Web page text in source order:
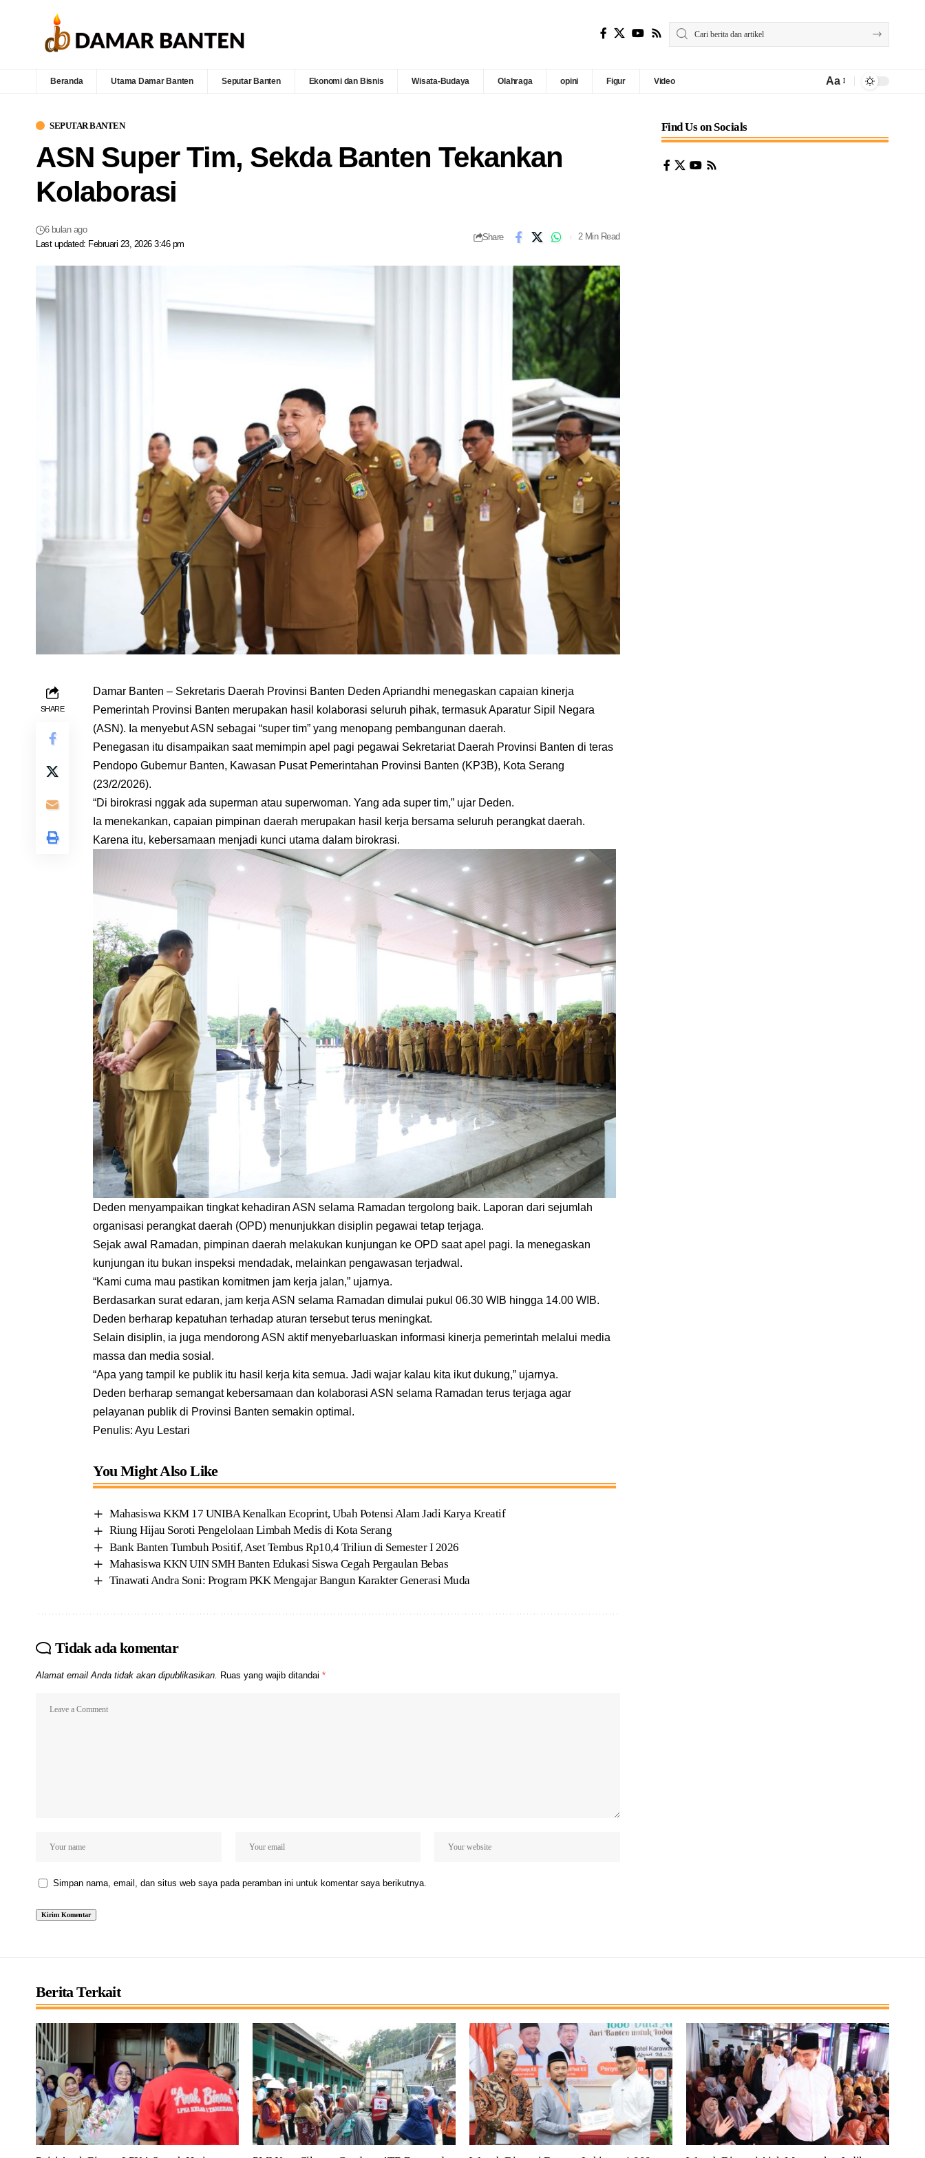
Beranda Utama Damar Banten Seputar Banten Ekonomi dan Bisnis Wisata-Budaya Olahraga opini Figur Video Aa
SEPUTAR BANTEN
ASN Super Tim, Sekda Banten Tekankan
Kolaborasi
Last updated: Februari 23, 2026 3:46 pm
6 bulan ago
Share 2 Min Read
SHARE
Damar Banten – Sekretaris Daerah Provinsi Banten Deden Apriandhi menegaskan capaian kinerja
Pemerintah Provinsi Banten merupakan hasil kolaborasi seluruh pihak, termasuk Aparatur Sipil Negara
(ASN). Ia menyebut ASN sebagai “super tim” yang menopang pembangunan daerah.
Penegasan itu disampaikan saat memimpin apel pagi pegawai Sekretariat Daerah Provinsi Banten di teras
Pendopo Gubernur Banten, Kawasan Pusat Pemerintahan Provinsi Banten (KP3B), Kota Serang
(23/2/2026).
“Di birokrasi nggak ada superman atau superwoman. Yang ada super tim,” ujar Deden.
Ia menekankan, capaian pimpinan daerah merupakan hasil kerja bersama seluruh perangkat daerah.
Karena itu, kebersamaan menjadi kunci utama dalam birokrasi.
Deden menyampaikan tingkat kehadiran ASN selama Ramadan tergolong baik. Laporan dari sejumlah
organisasi perangkat daerah (OPD) menunjukkan disiplin pegawai tetap terjaga.
Sejak awal Ramadan, pimpinan daerah melakukan kunjungan ke OPD saat apel pagi. Ia menegaskan
kunjungan itu bukan inspeksi mendadak, melainkan pengawasan terjadwal.
“Kami cuma mau pastikan komitmen jam kerja jalan,” ujarnya.
Berdasarkan surat edaran, jam kerja ASN selama Ramadan dimulai pukul 06.30 WIB hingga 14.00 WIB.
Deden berharap kepatuhan terhadap aturan tersebut terus meningkat.
Selain disiplin, ia juga mendorong ASN aktif menyebarluaskan informasi kinerja pemerintah melalui media
massa dan media sosial.
“Apa yang tampil ke publik itu hasil kerja kita semua. Jadi wajar kalau kita ikut dukung,” ujarnya.
Deden berharap semangat kebersamaan dan kolaborasi ASN selama Ramadan terus terjaga agar
pelayanan publik di Provinsi Banten semakin optimal.
Penulis: Ayu Lestari
You Might Also Like
Mahasiswa KKM 17 UNIBA Kenalkan Ecoprint, Ubah Potensi Alam Jadi Karya Kreatif
Riung Hijau Soroti Pengelolaan Limbah Medis di Kota Serang
Bank Banten Tumbuh Positif, Aset Tembus Rp10,4 Triliun di Semester I 2026
Mahasiswa KKN UIN SMH Banten Edukasi Siswa Cegah Pergaulan Bebas
Tinawati Andra Soni: Program PKK Mengajar Bangun Karakter Generasi Muda
Tidak ada komentar
Alamat email Anda tidak akan dipublikasikan. Ruas yang wajib ditandai *
Simpan nama, email, dan situs web saya pada peramban ini untuk komentar saya berikutnya.
Find Us on Socials
Berita Terkait